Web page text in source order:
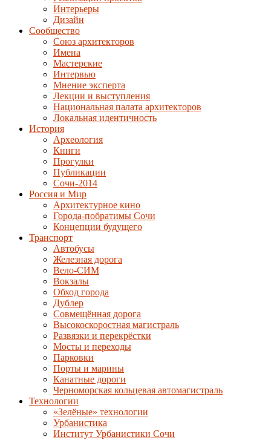
Интерьеры
Дизайн
Сообщество
Союз архитекторов
Имена
Мастерские
Интервью
Мнение эксперта
Лекции и выступления
Национальная палата архитекторов
Локальная идентичность
История
Археология
Книги
Прогулки
Публикации
Сочи-2014
Россия и Мир
Архитектурное кино
Города-побратимы Сочи
Концепции будущего
Транспорт
Автобусы
Железная дорога
Вело-СИМ
Вокзалы
Обход города
Дублер
Совмещённая дорога
Высокоскоростная магистраль
Развязки и перекрёстки
Мосты и переходы
Парковки
Порты и марины
Канатные дороги
Черноморская кольцевая автомагистраль
Технологии
«Зелёные» технологии
Урбанистика
Институт Урбанистики Сочи